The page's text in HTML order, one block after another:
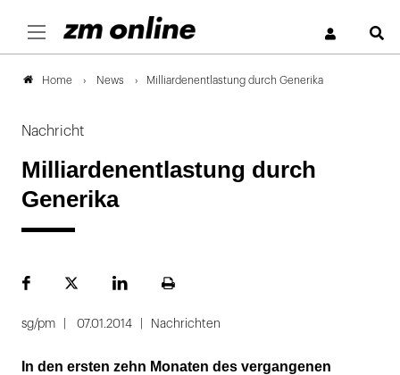
Home News Milliardenentlastung durch Generika
Nachricht
Milliardenentlastung durch
Generika
FacebookPlattformLinekdInSeite
sg/pm 07.01.2014 Nachrichten
In den ersten zehn Monaten des vergangenen